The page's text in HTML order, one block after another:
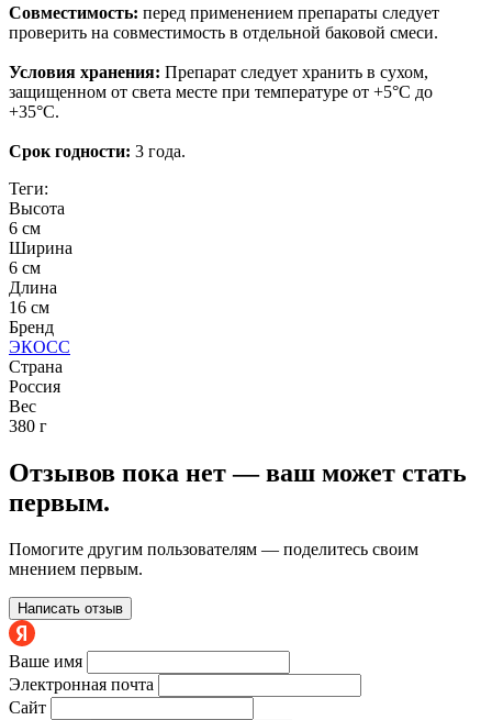
Совместимость: перед применением препараты следует
проверить на совместимость в отдельной баковой смеси.
Условия хранения: Препарат следует хранить в сухом,
защищенном от света месте при температуре от +5°С до
+35°С.
Срок годности: 3 года.
Теги:
Высота
6 см
Ширина
6 см
Длина
16 см
Бренд
ЭКОСС
Страна
Россия
Вес
380 г
Отзывов пока нет — ваш может стать
первым.
Помогите другим пользователям — поделитесь своим
мнением первым.
Написать отзыв
Ваше имя
Электронная почта
Сайт